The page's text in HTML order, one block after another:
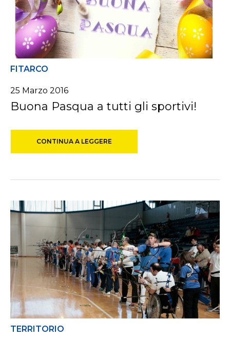
FITARCO
25 Marzo 2016
Buona Pasqua a tutti gli sportivi!
CONTINUA A LEGGERE
TERRITORIO